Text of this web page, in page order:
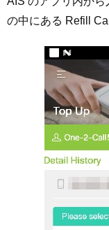
の中にある Refill